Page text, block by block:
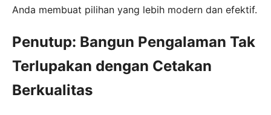
Anda membuat pilihan yang lebih modern dan efektif.
Penutup: Bangun Pengalaman Tak
Terlupakan dengan Cetakan
Berkualitas